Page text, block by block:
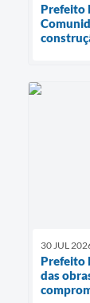
Prefeito
30 JUL
Prefeito
das